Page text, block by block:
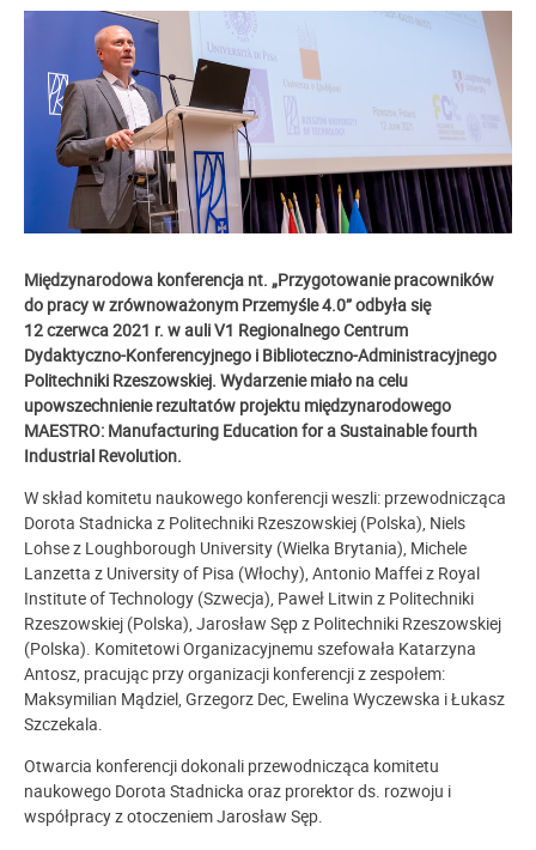
Międzynarodowa konferencja nt. „Przygotowanie pracowników
do pracy w zrównoważonym Przemyśle 4.0” odbyła się
12 czerwca 2021 r. w auli V1 RegionalnegoCentrum
Dydaktyczno-Konferencyjnego i Biblioteczno-Administracyjnego
Politechniki Rzeszowskiej. Wydarzenie miało na celu
upowszechnienie rezultatów projektu międzynarodowego
MAESTRO: Manufacturing Education for a Sustainable fourth
Industrial Revolution.
W skład komitetu naukowego konferencji weszli: przewodnicząca
Dorota Stadnicka z Politechniki Rzeszowskiej (Polska), Niels
Lohse z Loughborough University (Wielka Brytania), Michele
Lanzetta z University of Pisa (Włochy), Antonio Maffei z Royal
Institute of Technology (Szwecja), Paweł Litwin z Politechniki
Rzeszowskiej (Polska), Jarosław Sęp z Politechniki Rzeszowskiej
(Polska). Komitetowi Organizacyjnemu szefowała Katarzyna
Antosz, pracując przy organizacji konferencji z zespołem:
Maksymilian Mądziel, Grzegorz Dec, Ewelina Wyczewska i Łukasz
Szczekala.
Otwarcia konferencji dokonali przewodnicząca komitetu
naukowego Dorota Stadnicka oraz prorektor ds. rozwoju i
współpracy z otoczeniem Jarosław Sęp.